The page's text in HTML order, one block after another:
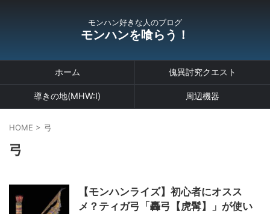
モンハン好きな人のブログ
モンハンを喰らう！
ホーム 傀異討究クエスト
導きの地(MHW:I) 周辺機器
HOME > 弓
弓
【モンハンライズ】初心者にオスス
メ？ティガ弓「轟弓【虎髯】」が使い